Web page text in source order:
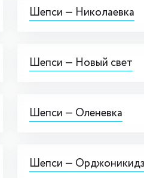
Шепси — Николаевка
Шепси — Новый свет
Шепси — Оленевка
Шепси —